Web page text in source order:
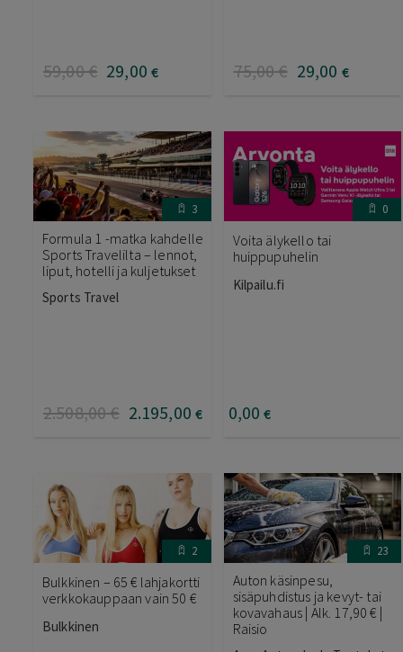
59,00€ 29,00 € 75,00€ 29,00 €
3
Formula 1 -matka kahdelle
Sports Travelilta – lennot,
liput, hotelli ja kuljetukset
Sports Travel
2.508,00€ 2.195,00 €
0
Voita älykello tai
huippupuhelin
Kilpailu.fi
0,00 €
2
Bulkkinen – 65 € lahjakortti
verkkokauppaan vain 50 €
Bulkkinen
23
Auton käsinpesu,
sisäpuhdistus ja kevyt- tai
kovavahaus | Alk. 17,90 € |
Raisio